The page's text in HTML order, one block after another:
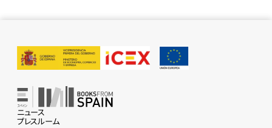
ニュース
プレスルーム